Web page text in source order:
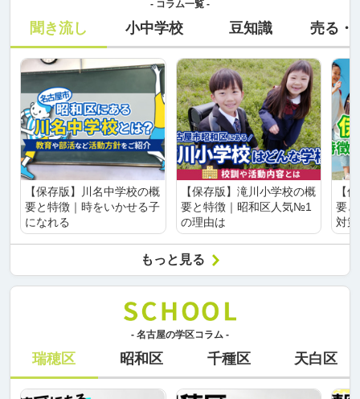
- コラム一覧 -
聞き流し 小中学校 豆知識 売る・
【保存版】川名中学校の概
要と特徴｜時をいかせる子
になれる
【保存版】滝川小学校の概
要と特徴｜昭和区人気№1
の理由は
【
要
対
もっと見る
- 名古屋の学区コラム -
瑞穂区 昭和区 千種区 天白区